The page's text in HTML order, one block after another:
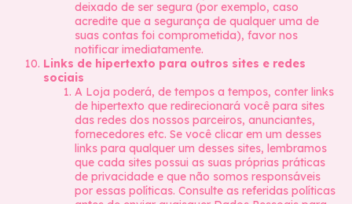
deixado de ser segura (por exemplo, caso
acredite que a segurança de qualquer uma de
suas contas foi comprometida), favor nos
notificar imediatamente.
Links de hipertexto para outros sites e redes
sociais
A Loja poderá, de tempos a tempos, conter links
de hipertexto que redirecionará você para sites
das redes dos nossos parceiros, anunciantes,
fornecedores etc. Se você clicar em um desses
links para qualquer um desses sites, lembramos
que cada sites possui as suas próprias práticas
de privacidade e que não somos responsáveis
por essas políticas. Consulte as referidas políticas